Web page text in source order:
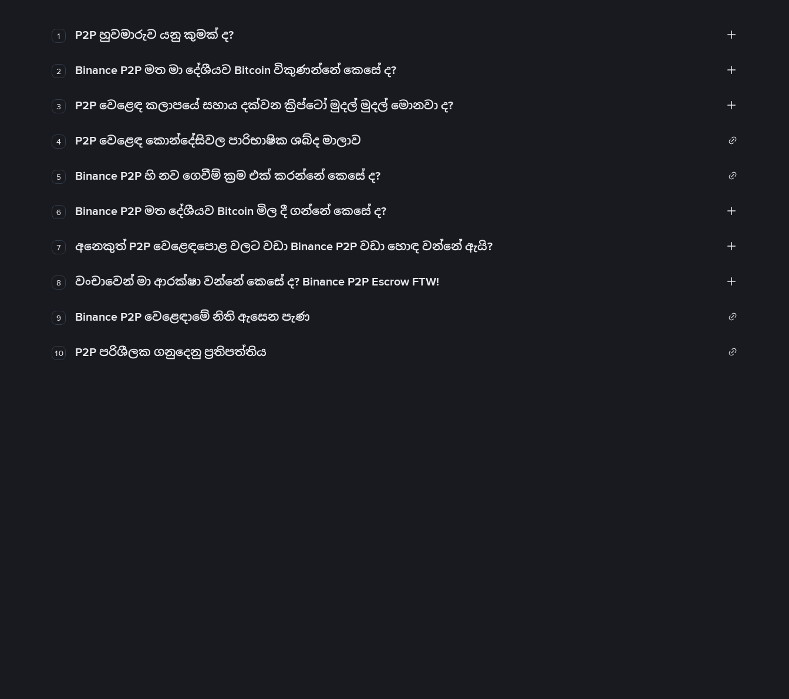
1 P2P හුවමාරුව යනු කුමක් ද?
2 Binance P2P මත මා දේශීයව Bitcoin විකුණන්නේ කෙසේ ද?
3 P2P වෙළෙඳ කලාපයේ සහාය දක්වන ක්‍රිප්ටෝ මුදල් මුදල් මොනවා ද?
4 P2P වෙළෙඳ කොන්දේසිවල පාරිභාෂික ශබ්ද මාලාව
5 Binance P2P හි නව ගෙවීම් ක්‍රම එක් කරන්නේ කෙසේ ද?
6 Binance P2P මත දේශීයව Bitcoin මිල දී ගන්නේ කෙසේ ද?
7 අනෙකුත් P2P වෙළෙඳපොළ වලට වඩා Binance P2P වඩා හොඳ වන්නේ ඇයි?
8 වංචාවෙන් මා ආරක්ෂා වන්නේ කෙසේ ද? Binance P2P Escrow FTW!
9 Binance P2P වෙළෙඳාමේ නිති ඇසෙන පැණ
10 P2P පරිශීලක ගනුදෙනු ප්‍රතිපත්තිය